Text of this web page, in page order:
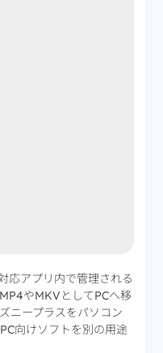
応アプリ内で管理される
やMKVとしてPCへ移
ニープラスをパソコン
向けソフトを別の用途